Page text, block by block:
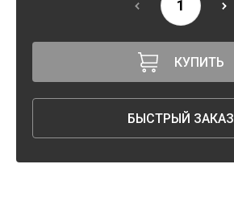
КУПИТЬ
БЫСТРЫЙ ЗАКАЗ